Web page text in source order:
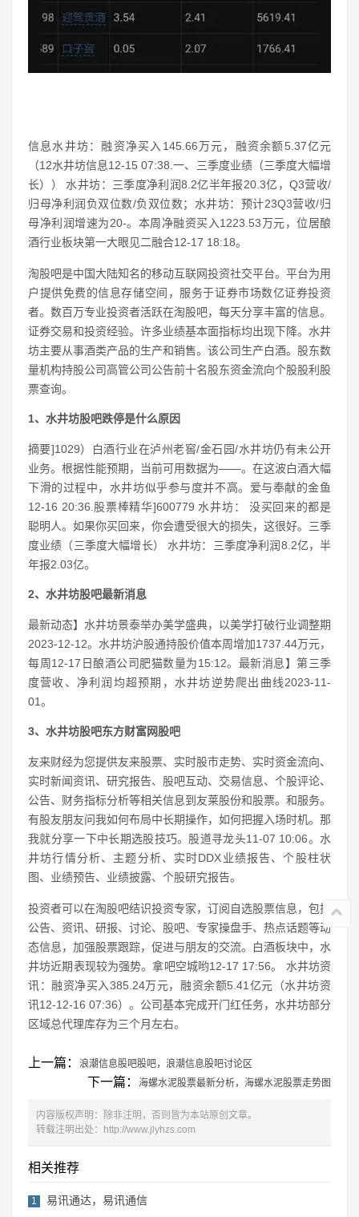
信息水井坊：融资净买入145.66万元，融资余额5.37亿元
（12水井坊信息12-15 07:38.一、三季度业绩（三季度大幅增
长）） 水井坊：三季度净利润8.2亿半年报20.3亿，Q3营收/
归母净利润负双位数/负双位数；水井坊：预计23Q3营收/归
母净利润增速为20-。本周净融资买入1223.53万元，位居酿
酒行业板块第一大眼见二融合12-17 18:18。
淘股吧是中国大陆知名的移动互联网投资社交平台。平台为用
户提供免费的信息存储空间，服务于证券市场数亿证券投资
者。数百万专业投资者活跃在淘股吧，每天分享丰富的信息。
证券交易和投资经验。许多业绩基本面指标均出现下降。水井
坊主要从事酒类产品的生产和销售。该公司生产白酒。股东数
量机构持股公司高管公司公告前十名股东资金流向个股股利股
票查询。
1、水井坊股吧跌停是什么原因
摘要]1029）白酒行业在泸州老窖/金石园/水井坊仍有未公开
业务。根据性能预期，当前可用数据为——。在这波白酒大幅
下滑的过程中，水井坊似乎参与度并不高。爱与奉献的金鱼
12-16 20:36.股票棒精华]600779 水井坊： 没买回来的都是
聪明人。如果你买回来，你会遭受很大的损失，这很好。三季
度业绩（三季度大幅增长） 水井坊：三季度净利润8.2亿，半
年报2.03亿。
2、水井坊股吧最新消息
最新动态】水井坊景泰举办美学盛典，以美学打破行业调整期
2023-12-12。水井坊沪股通持股价值本周增加1737.44万元，
每周12-17日酿酒公司肥猫数量为15:12。最新消息】第三季
度营收、净利润均超预期，水井坊逆势爬出曲线2023-11-
01。
3、水井坊股吧东方财富网股吧
友来财经为您提供友来股票、实时股市走势、实时资金流向、
实时新闻资讯、研究报告、股吧互动、交易信息、个股评论、
公告、财务指标分析等相关信息到友莱股份和股票。和服务。
有股友朋友问我如何布局中长期操作，如何把握入场时机。那
我就分享一下中长期选股技巧。股道寻龙头11-07 10:06。水
井坊行情分析、主题分析、实时DDX业绩报告、个股柱状
图、业绩预告、业绩披露、个股研究报告。
投资者可以在淘股吧结识投资专家，订阅自选股票信息，包括
公告、资讯、研报、讨论、股吧、专家操盘手、热点话题等动
态信息，加强股票跟踪，促进与朋友的交流。白酒板块中，水
井坊近期表现较为强势。拿吧空城哟12-17 17:56。 水井坊资
讯：融资净买入385.24万元，融资余额5.41亿元（水井坊资
讯12-12-16 07:36）。公司基本完成开门红任务，水井坊部分
区域总代理库存为三个月左右。
上一篇： 浪潮信息股吧股吧，浪潮信息股吧讨论区
下一篇： 海螺水泥股票最新分析，海螺水泥股票走势图
内容版权声明：除非注明，否则皆为本站原创文章。
转载注明出处：
http://www.jlyhzs.com
相关推荐
1 易讯通达，易讯通信